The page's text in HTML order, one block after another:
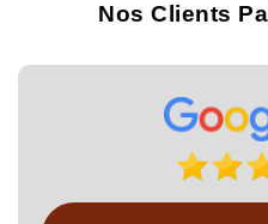
Nos Clients